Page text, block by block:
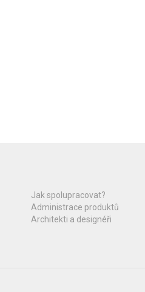
Jak spolupracovat?
Administrace produktů
Architekti a designéři